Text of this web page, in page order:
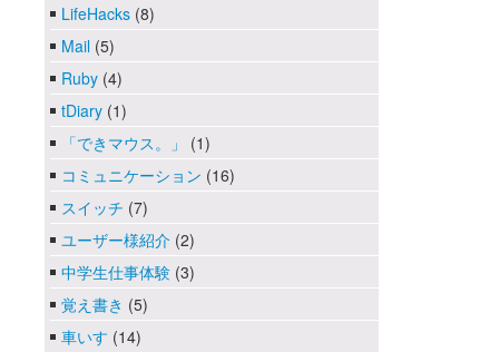
LifeHacks (8)
Mail (5)
Ruby (4)
tDiary (1)
「できマウス。」
(1)
コミュニケーション (16)
スイッチ (7)
ユーザー様紹介 (2)
中学生仕事体験 (3)
覚え書き (5)
車いす (14)